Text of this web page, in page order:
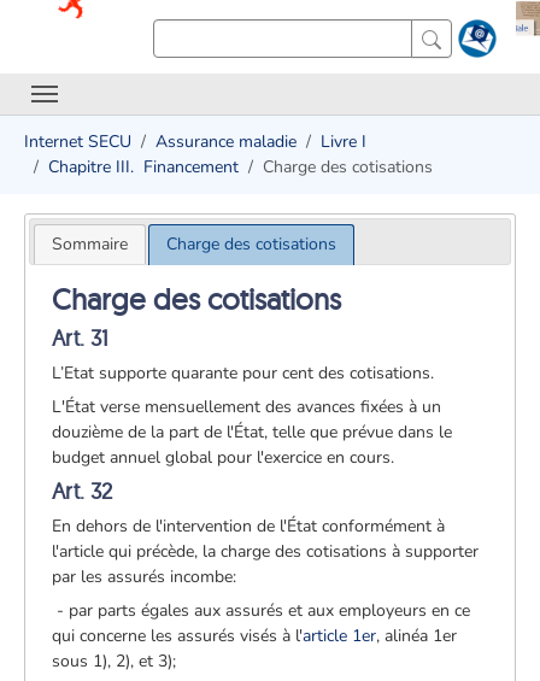
Internet SECU Assurance maladie
Livre I
Chapitre III. ­ Financement
Charge des cotisations
Sommaire Charge des cotisations
Charge des cotisations
Art. 31
L’Etat supporte quarante pour cent des cotisations.
L'État verse mensuellement des avances fixées à un
douzième de la part de l'État, telle que prévue dans le
budget annuel global pour l'exercice en cours.
Art. 32
En dehors de l'intervention de l'État conformément à
l'article qui précède, la charge des cotisations à supporter
par les assurés incombe:
­ - par parts égales aux assurés et aux employeurs en ce
qui concerne les assurés visés à l'article 1er, alinéa 1er
sous 1), 2), et 3);